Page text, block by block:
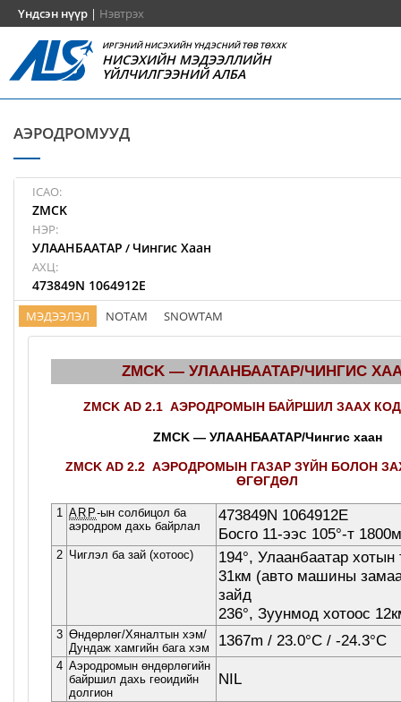
Үндсэн нүүр | Нэвтрэх
ИРГЭНИЙ НИСЭХИЙН ҮНДЭСНИЙ ТӨВ ТӨХХК
НИСЭХИЙН МЭДЭЭЛЛИЙН
ҮЙЛЧИЛГЭЭНИЙ АЛБА
АЭРОДРОМУУД
ICAO:
ZMCK
НЭР:
УЛААНБААТАР / Чингис Хаан
АХЦ:
473849N 1064912E
МЭДЭЭЛЭЛ NOTAM SNOWTAM